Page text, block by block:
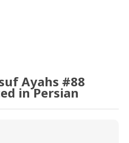
Ayahs #88
in Persian